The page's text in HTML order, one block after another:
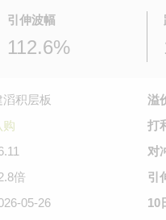
引伸波幅
112.6%
滔积层板
购
倍
05-26
溢
打
对
引
10